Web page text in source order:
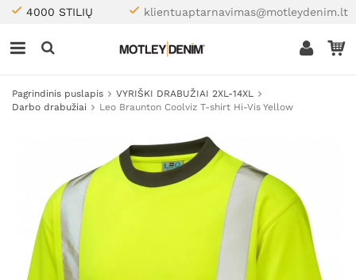
4000 STILIŲ klientuaptarnavimas@motleydenim.lt
Pagrindinis puslapis
VYRIŠKI DRABUŽIAI 2XL-14XL
Darbo drabužiai
Leo Braunton Coolviz T-shirt Hi-Vis Yellow